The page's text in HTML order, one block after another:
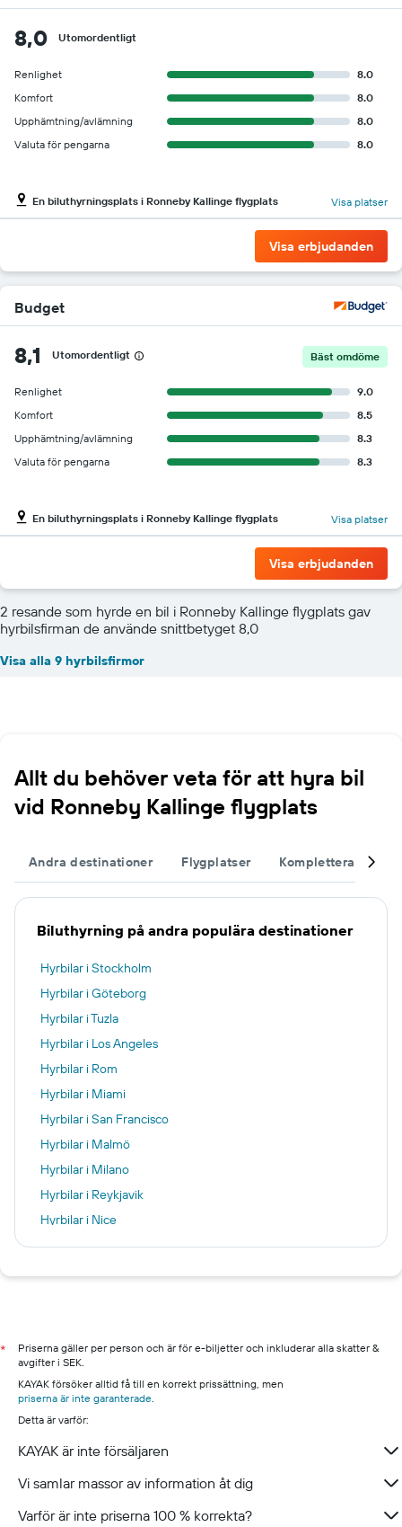
8,0 Utomordentligt
Renlighet
8.0
Komfort
8.0
Upphämtning/avlämning
8.0
Valuta för pengarna
8.0
En biluthyrningsplats i Ronneby Kallinge flygplats Visa platser
Visa erbjudanden
Budget
8,1 Utomordentligt Bäst omdöme
Renlighet
9.0
Komfort
8.5
Upphämtning/avlämning
8.3
Valuta för pengarna
8.3
En biluthyrningsplats i Ronneby Kallinge flygplats Visa platser
Visa erbjudanden
2 resande som hyrde en bil i Ronneby Kallinge flygplats gav
hyrbilsfirman de använde snittbetyget 8,0
Visa alla 9 hyrbilsfirmor
Allt du behöver veta för att hyra bil
vid Ronneby Kallinge flygplats
Andra destinationer Flygplatser Komplettera din
Biluthyrning på andra populära destinationer
Hyrbilar i Stockholm
Hyrbilar i Göteborg
Hyrbilar i Tuzla
Hyrbilar i Los Angeles
Hyrbilar i Rom
Hyrbilar i Miami
Hyrbilar i San Francisco
Hyrbilar i Malmö
Hyrbilar i Milano
Hyrbilar i Reykjavik
Hyrbilar i Nice
Hyrbilar i New York
Hyrbilar i Uppsala
Hyrbilar i Karlskrona
*
Priserna gäller per person och är för e-biljetter och inkluderar alla skatter &
avgifter i SEK.
KAYAK försöker alltid få till en korrekt prissättning, men
priserna är inte garanterade.
Detta är varför:
KAYAK är inte försäljaren
Vi samlar massor av information åt dig
Varför är inte priserna 100 % korrekta?